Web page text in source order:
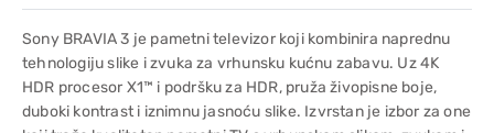
Sony BRAVIA 3 je pametni televizor koji kombinira naprednu
tehnologiju slike i zvuka za vrhunsku kućnu zabavu. Uz 4K
HDR procesor X1™ i podršku za HDR, pruža živopisne boje,
duboki kontrast i iznimnu jasnoću slike. Izvrstan je izbor za one